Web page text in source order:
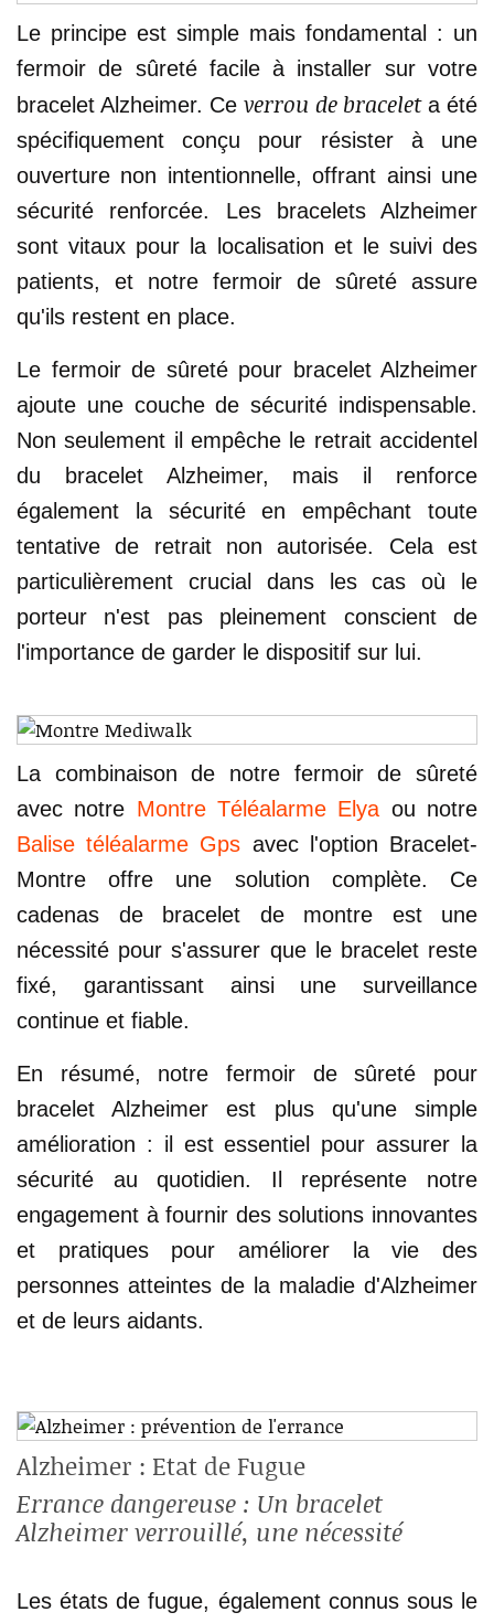
Le principe est simple mais fondamental : un
fermoir de sûreté facile à installer sur votre
bracelet Alzheimer. Ceverrou de braceleta été
spécifiquement conçu pour résister à une
ouverture non intentionnelle, offrant ainsi une
sécurité renforcée. Les bracelets Alzheimer
sont vitaux pour la localisation et le suivi des
patients, et notre fermoir de sûreté assure
qu'ils restent en place.
Le fermoir de sûreté pour bracelet Alzheimer
ajoute une couche de sécurité indispensable.
Non seulement il empêche le retrait accidentel
du bracelet Alzheimer, mais il renforce
également la sécurité en empêchant toute
tentative de retrait non autorisée. Cela est
particulièrement crucial dans les cas où le
porteur n'est pas pleinement conscient de
l'importance de garder le dispositif sur lui.
La combinaison de notre fermoir de sûreté
avec notre Montre Téléalarme Elya ou notre
Balise téléalarme Gps avec l'option Bracelet-
Montre offre une solution complète. Ce
cadenas de bracelet de montre est une
nécessité pour s'assurer que le bracelet reste
fixé, garantissant ainsi une surveillance
continue et fiable.
En résumé, notre fermoir de sûreté pour
bracelet Alzheimer est plus qu'une simple
amélioration : il est essentiel pour assurer la
sécurité au quotidien. Il représente notre
engagement à fournir des solutions innovantes
et pratiques pour améliorer la vie des
personnes atteintes de la maladie d'Alzheimer
et de leurs aidants.
Alzheimer : Etat de Fugue
Errance dangereuse : Un bracelet
Alzheimer verrouillé, une nécessité
Les états de fugue, également connus sous le